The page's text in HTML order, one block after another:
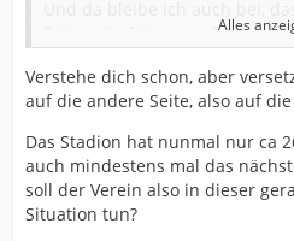
DKs weiterhin zu groß ist und
Ich kann ja erstmal nur für
Dauerkarte. Ich habe Familie,
anstrengenden Alter und
Heimspiele besuchen. Zudem
Flexibilität immer geliebt. Mal
Alles
Verstehe dich schon, aber
auf die andere Seite, also auf
Das Stadion hat nunmal nur ca
auch mindestens mal das
soll der Verein also in dieser
Situation tun?